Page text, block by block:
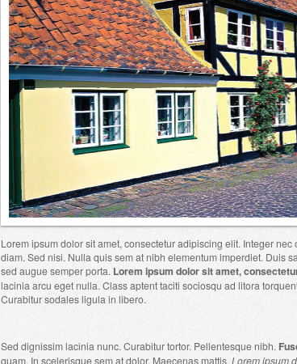
Lorem ipsum dolor sit amet, consectetur adipiscing elit. Integer
diam. Sed nisi. Nulla quis sem at nibh elementum imperdiet. Duis
sed augue semper porta. Lorem ipsum dolor sit amet,
lacinia arcu eget nulla. Class aptent taciti sociosqu ad litora
Curabitur sodales ligula in libero.
Sed dignissim lacinia nunc. Curabitur tortor. Pellentesque nibh.
quam. In scelerisque sem at dolor. Maecenas mattis. Lorem ipsum